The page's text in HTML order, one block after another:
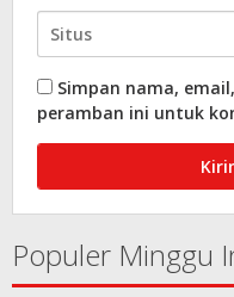
Simpan nama,
peramban ini untuk
Populer Minggu